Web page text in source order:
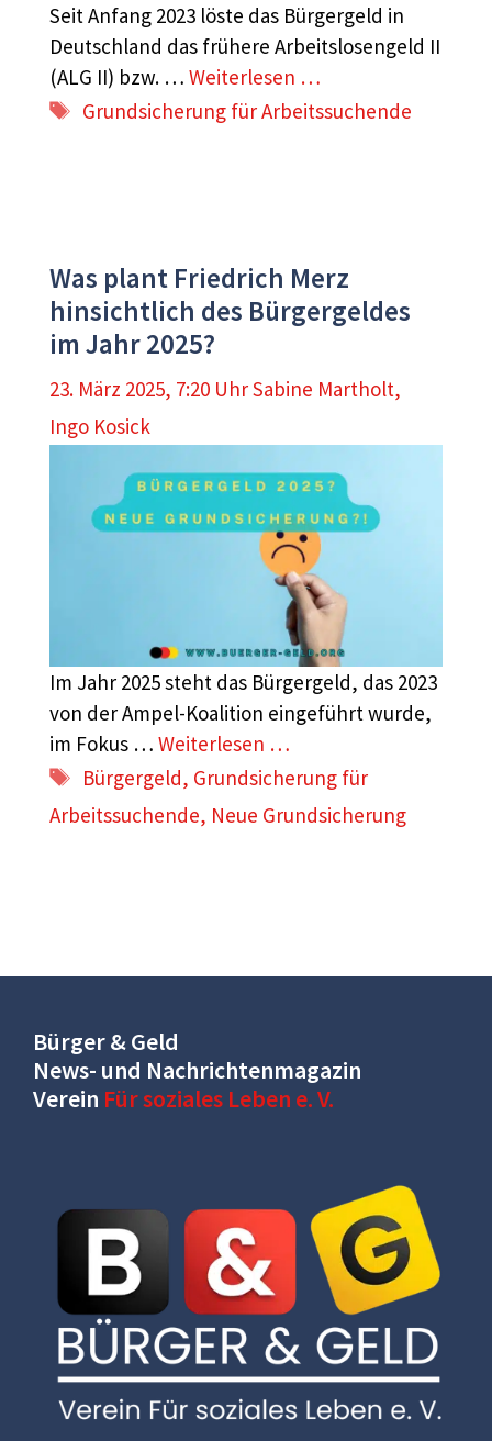
Seit Anfang 2023 löste das Bürgergeld in
Deutschland das frühere Arbeitslosengeld II
(ALG II) bzw. … Weiterlesen …
Schlagwörter
Grundsicherung für Arbeitssuchende
Was plant Friedrich Merz
hinsichtlich des Bürgergeldes
im Jahr 2025?
23. März 2025, 7:20 UhrSabine Martholt,
Ingo Kosick
Im Jahr 2025 steht das Bürgergeld, das 2023
von der Ampel-Koalition eingeführt wurde,
im Fokus … Weiterlesen …
Schlagwörter
Bürgergeld, Grundsicherung für
Arbeitssuchende, Neue Grundsicherung
Bürger & Geld
News- und Nachrichtenmagazin
Verein Für soziales Leben e. V.